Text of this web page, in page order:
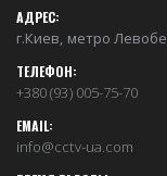
АДРЕС:
г.Киев, метро
ТЕЛЕФОН:
+380 (93) 005-75-70
EMAIL:
info@cctv-ua.com